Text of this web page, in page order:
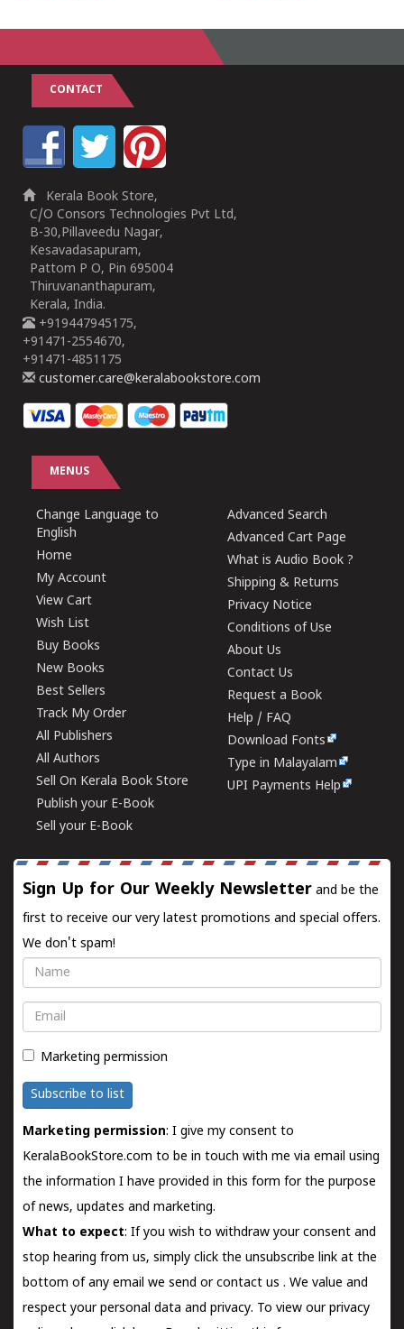
CONTACT
Kerala Book Store,
C/O Consors Technologies Pvt Ltd,
B-30,Pillaveedu Nagar,
Kesavadasapuram,
Pattom P O, Pin 695004
Thiruvananthapuram,
Kerala, India.
+919447945175,
+91471-2554670,
+91471-4851175
customer.care@keralabookstore.com
MENUS
Change Language to
English
Home
My Account
View Cart
Wish List
Buy Books
New Books
Best Sellers
Track My Order
All Publishers
All Authors
Sell On Kerala Book Store
Publish your E-Book
Sell your E-Book
Advanced Search
Advanced Cart Page
What is Audio Book ?
Shipping & Returns
Privacy Notice
Conditions of Use
About Us
Contact Us
Request a Book
Help / FAQ
Download Fonts
Type in Malayalam
UPI Payments Help
Sign Up for Our Weekly Newsletter and be the
first to receive our very latest promotions and special offers.
We don't spam!
Name
Email
Marketing permission
Subscribe to list
Marketing permission: I give my consent to
KeralaBookStore.com to be in touch with me via email using
the information I have provided in this form for the purpose
of news, updates and marketing.
What to expect: If you wish to withdraw your consent and
stop hearing from us, simply click the unsubscribe link at the
bottom of any email we send orcontact us . We value and
respect your personal data and privacy. To view our privacy